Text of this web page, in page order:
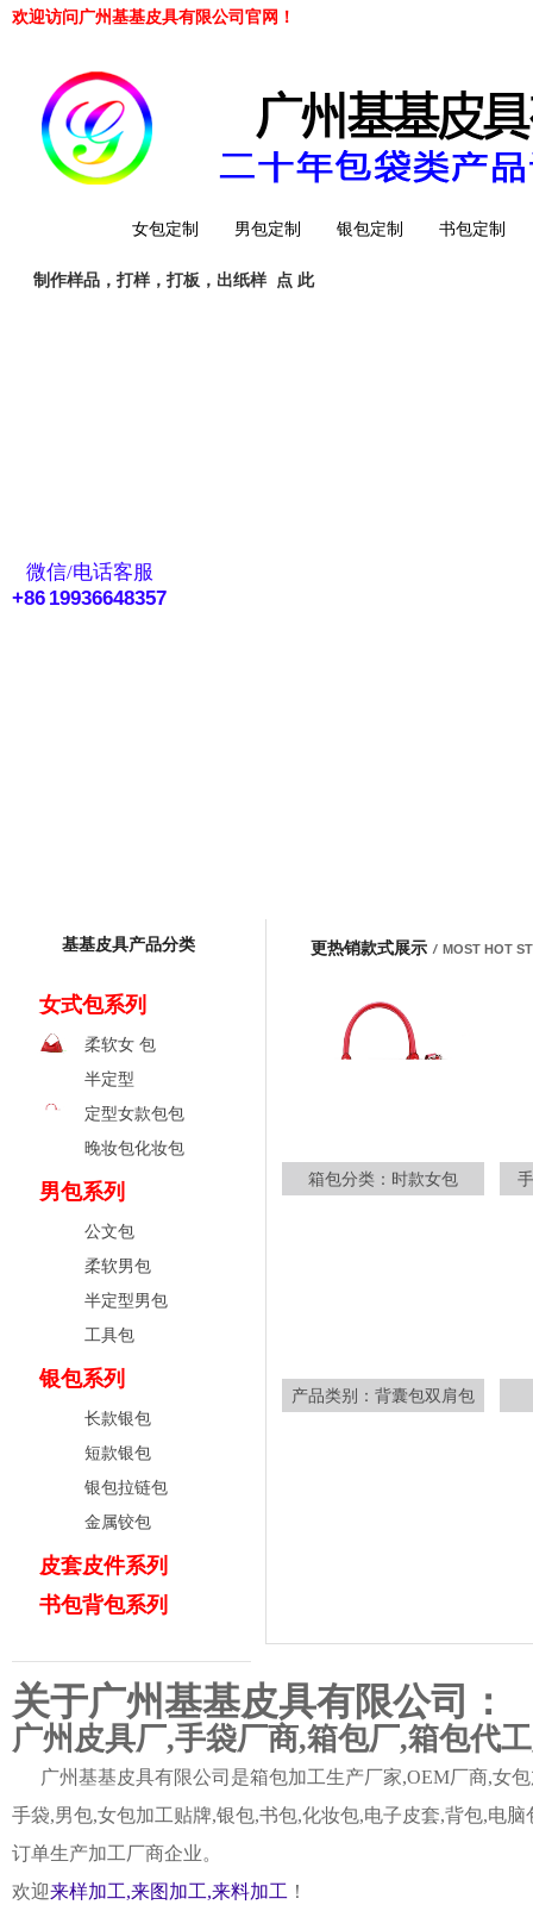
欢迎访问广州基基皮具有限公司官网！
女包定制 男包定制 银包定制 书包定制
工厂简介
制作样品，打样，打板，出纸样 点 此
基基皮具产品分类
女式包系列
柔软女 包
半定型
定型女款包包
晚妆包化妆包
男包系列
公文包
柔软男包
半定型男包
工具包
银包系列
长款银包
短款银包
银包拉链包
金属铰包
皮套皮件系列
书包背包系列
更热销款式展示 / MOST HOT
箱包分类：时款女包
产品类别：背囊包双肩包
关于广州基基皮具有限公司：
广州皮具厂,手袋厂商,箱包厂,箱包代
广州基基皮具有限公司是箱包加工生产厂家,OEM厂商,女
手袋,男包,女包加工贴牌,银包,书包,化妆包,电子皮套,背包,电
订单生产加工厂商企业。
欢迎来样加工,来图加工,来料加工 ！
微信/电话客服
+86 19936648357